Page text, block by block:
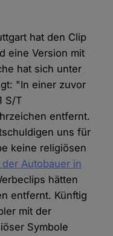
hat den Clip
eine Version mit
hat sich unter
"In einer zuvor
S/T
entfernt.
uns für
keine religiösen
Autobauer in
hätten
entfernt. Künftig
mit der
Symbole